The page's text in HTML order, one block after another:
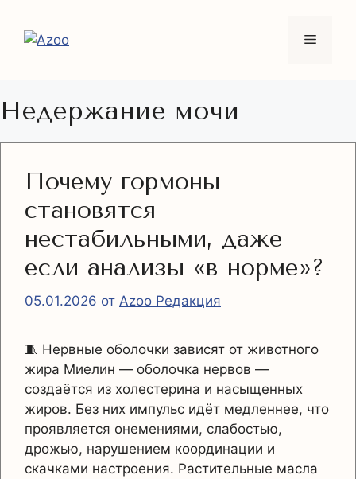
содержимому
Меню
Недержание мочи
Почему гормоны
становятся
нестабильными, даже
если анализы «в норме»?
05.01.2026 от Azoo Редакция
🧵 Нервные оболочки зависят от животного
жира Миелин — оболочка нервов —
создаётся из холестерина и насыщенных
жиров. Без них импульс идёт медленнее, что
проявляется онемениями, слабостью,
дрожью, нарушением координации и
скачками настроения. Растительные масла